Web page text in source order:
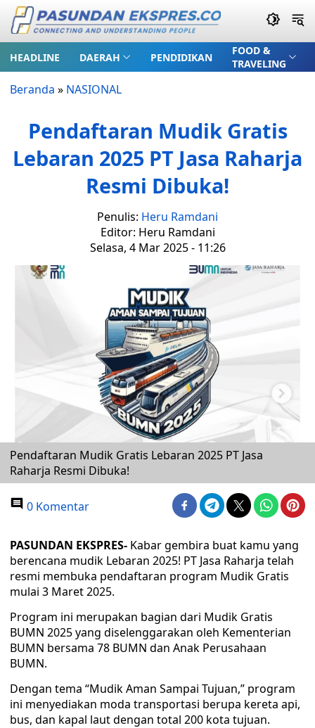
HEADLINE DAERAH PENDIDIKAN
FOOD &
TRAVELING
Beranda » NASIONAL
Pendaftaran Mudik Gratis
Lebaran 2025 PT Jasa Raharja
Resmi Dibuka!
Penulis: Heru Ramdani
Editor: Heru Ramdani
Selasa, 4 Mar 2025 - 11:26
Pendaftaran Mudik Gratis Lebaran 2025 PT Jasa
Raharja Resmi Dibuka!
0 Komentar
PASUNDAN EKSPRES- Kabar gembira buat kamu yang
berencana mudik Lebaran 2025! PT Jasa Raharja telah
resmi membuka pendaftaran program Mudik Gratis
mulai 3 Maret 2025.
Program ini merupakan bagian dari Mudik Gratis
BUMN 2025 yang diselenggarakan oleh Kementerian
BUMN bersama 78 BUMN dan Anak Perusahaan
BUMN.
Dengan tema “Mudik Aman Sampai Tujuan,” program
ini menyediakan moda transportasi berupa kereta api,
bus, dan kapal laut dengan total 200 kota tujuan.